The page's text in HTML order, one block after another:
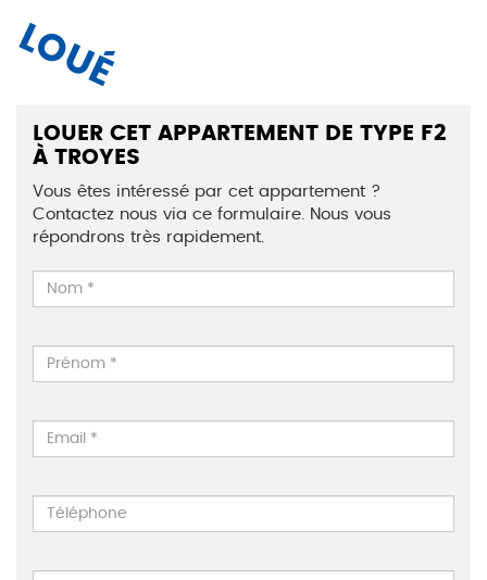
LOUÉ
LOUER CET APPARTEMENT DE TYPE F2
À TROYES
Vous êtes intéressé par cet appartement ?
Contactez nous via ce formulaire. Nous vous
répondrons très rapidement.